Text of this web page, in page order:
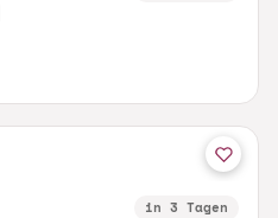
in 3 Tagen